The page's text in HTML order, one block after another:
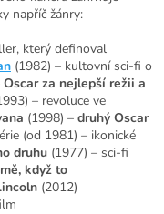
napříč žánry:
který definoval
(1982) – kultovní sci-fi o
Oscar za nejlepší režii a
– revoluce ve
(1998) – druhý Oscar
(od 1981) – ikonické
druhu (1977) – sci-fi
když to
(2012)